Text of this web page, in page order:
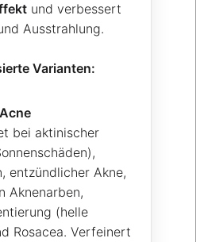
und verbessert
Ausstrahlung.
Varianten:
bei aktinischer
entzündlicher Akne,
Aknenarben,
(helle
Rosacea. Verfeinert